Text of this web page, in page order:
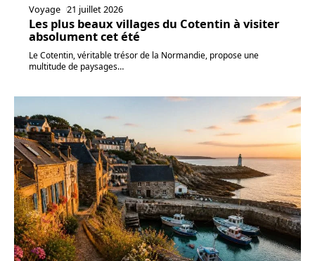
Voyage 21 juillet 2026
Les plus beaux villages du Cotentin à visiter
absolument cet été
Le Cotentin, véritable trésor de la Normandie, propose une
multitude de paysages…